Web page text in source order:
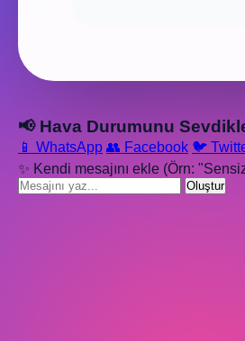
📢 Hava Durumunu
📱 WhatsApp 👥 Facebook 🐦
✨ Kendi mesajını ekle (Örn:
Oluştur